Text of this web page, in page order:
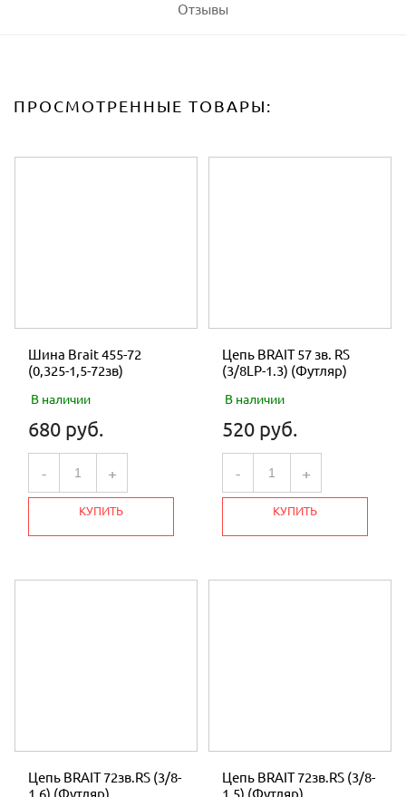
Отзывы
ПРОСМОТРЕННЫЕ ТОВАРЫ:
Шина Brait 455-72
(0,325-1,5-72зв)
В наличии
680 руб.
- +
КУПИТЬ
Цепь BRAIT 57 зв. RS
(3/8LP-1.3) (Футляр)
В наличии
520 руб.
- +
КУПИТЬ
Цепь BRAIT 72зв.RS (3/8-
1,6) (Футляр)
Цепь BRAIT 72зв.RS (3/8-
1,5) (Футляр)